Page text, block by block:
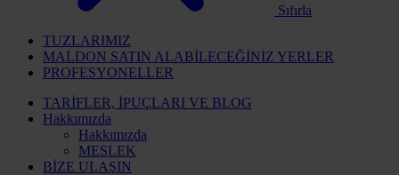
Sıfırla
TUZLARIMIZ
MALDON SATIN ALABİLECEĞİNİZ YERLER
PROFESYONELLER
TARİFLER, İPUÇLARI VE BLOG
Hakkımızda
Hakkımızda
MESLEK
BİZE ULAŞIN